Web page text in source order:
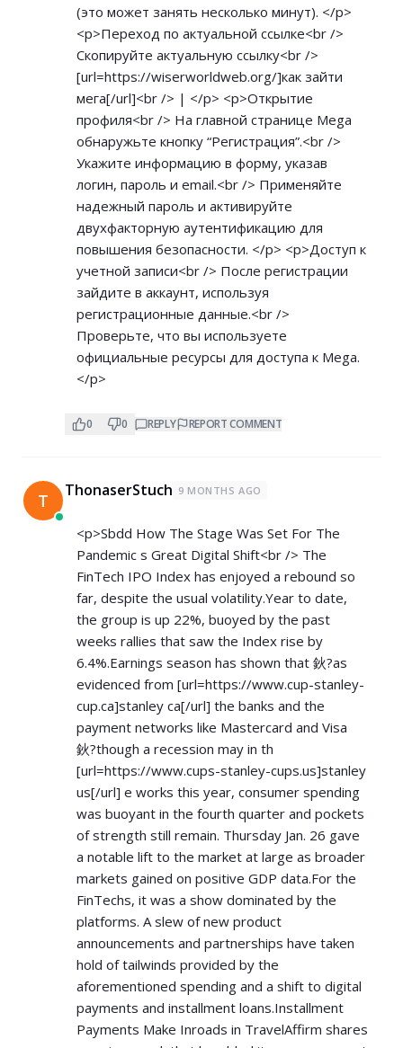
(это может занять несколько минут). </p>
<p>Переход по актуальной ссылке<br />
Скопируйте актуальную ссылку<br />
[url=https://wiserworldweb.org/]как зайти
мега[/url]<br /> | </p> <p>Открытие
профиля<br /> На главной странице Mega
обнаружьте кнопку “Регистрация”.<br />
Укажите информацию в форму, указав
логин, пароль и email.<br /> Применяйте
надежный пароль и активируйте
двухфакторную аутентификацию для
повышения безопасности. </p> <p>Доступ к
учетной записи<br /> После регистрации
зайдите в аккаунт, используя
регистрационные данные.<br />
Проверьте, что вы используете
официальные ресурсы для доступа к Mega.
</p>
0 0 REPLY REPORT COMMENT
T ThonaserStuch 9 MONTHS AGO
<p>Sbdd How The Stage Was Set For The
Pandemic s Great Digital Shift<br /> The
FinTech IPO Index has enjoyed a rebound so
far, despite the usual volatility.Year to date,
the group is up 22%, buoyed by the past
weeks rallies that saw the Index rise by
6.4%.Earnings season has shown that 鈥?as
evidenced from [url=https://www.cup-stanley-
cup.ca]stanley ca[/url] the banks and the
payment networks like Mastercard and Visa
鈥?though a recession may in th
[url=https://www.cups-stanley-cups.us]stanley
us[/url] e works this year, consumer spending
was buoyant in the fourth quarter and pockets
of strength still remain. Thursday Jan. 26 gave
a notable lift to the market at large as broader
markets gained on positive GDP data.For the
FinTechs, it was a show dominated by the
platforms. A slew of new product
announcements and partnerships have taken
hold of tailwinds provided by the
aforementioned spending and a shift to digital
payments and installment loans.Installment
Payments Make Inroads in TravelAffirm shares